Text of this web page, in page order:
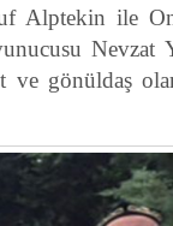
Alptekin ile
Nevzat
ve gönüldaş